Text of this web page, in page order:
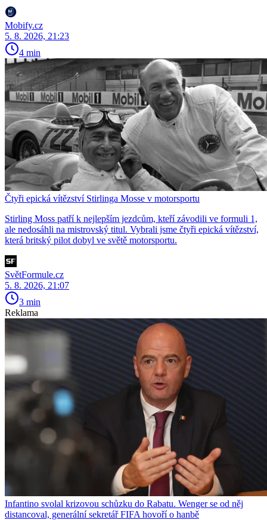
Mobify.cz
5. 8. 2026, 21:23
4 min
Čtyři epická vítězství Stirlinga Mosse v motorsportu
Stirling Moss patří k nejlepším jezdcům, kteří závodili ve formuli 1,
ale nedosáhli na mistrovský titul. Vybrali jsme čtyři epická vítězství,
která britský pilot dobyl ve světě motorsportu.
SvětFormule.cz
5. 8. 2026, 21:07
3 min
Reklama
Infantino svolal krizovou schůzku do Rabatu. Wenger se od něj
distancoval, generální sekretář FIFA hovoří o hanbě